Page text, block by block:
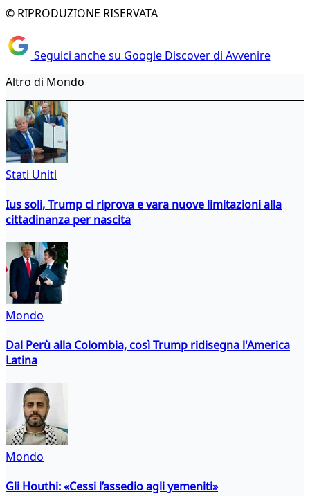
© RIPRODUZIONE RISERVATA
Seguici anche su Google Discover di Avvenire
Altro di Mondo
Stati Uniti
Ius soli, Trump ci riprova e vara nuove limitazioni alla
cittadinanza per nascita
Mondo
Dal Perù alla Colombia, così Trump ridisegna l'America
Latina
Mondo
Gli Houthi: «Cessi l’assedio agli yemeniti»